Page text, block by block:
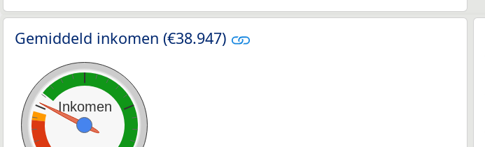
Gemiddeld inkomen (€38.947)
Inkomen